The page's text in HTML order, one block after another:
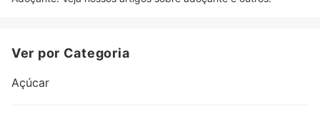
Ver por Categoria
Açúcar